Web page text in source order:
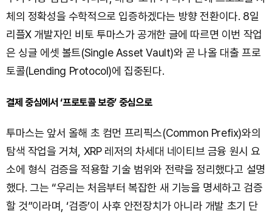
체의 정확성을 수학적으로 입증하겠다는 방향 전환이다. 8일
리플X 개발자인 비토 투마스가 공개한 글에 따르면 이번 작업
은 싱글 에셋 볼트(Single Asset Vault)와 곧 나올 대출 프로
토콜(Lending Protocol)에 집중된다.
결제 중심에서 ‘프로토콜 보증’ 중심으로
투마스는 앞서 올해 초 컴먼 프리픽스(Common Prefix)와의
탐색 작업을 거쳐, XRP 레저의 차세대 네이티브 금융 원시 요
소에 형식 검증을 적용할 기술 범위와 전략을 정리했다고 설명
했다. 그는 “우리는 처음부터 복잡한 새 기능을 명세하고 검증
할 것”이라며, ‘검증’이 사후 안전장치가 아니라 개발 초기 단